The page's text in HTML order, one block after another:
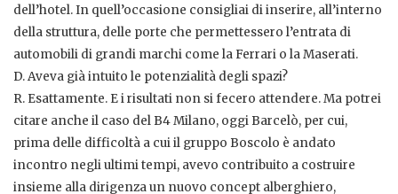
dell’hotel. In quell’occasione consigliai di inserire, all’interno
della struttura, delle porte che permettessero l’entrata di
automobili di grandi marchi come la Ferrari o la Maserati.
D. Aveva già intuito le potenzialità degli spazi?
R. Esattamente. E i risultati non si fecero attendere. Ma potrei
citare anche il caso del B4 Milano, oggi Barcelò, per cui,
prima delle difficoltà a cui il gruppo Boscolo è andato
incontro negli ultimi tempi, avevo contribuito a costruire
insieme alla dirigenza un nuovo concept alberghiero,